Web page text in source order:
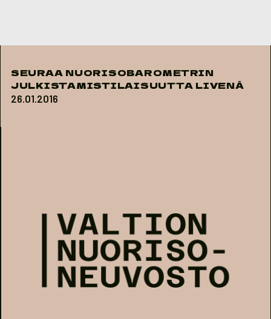
SEURAA NUORISOBAROMETRIN
JULKISTAMISTILAISUUTTA LIVENÄ
26.01.2016